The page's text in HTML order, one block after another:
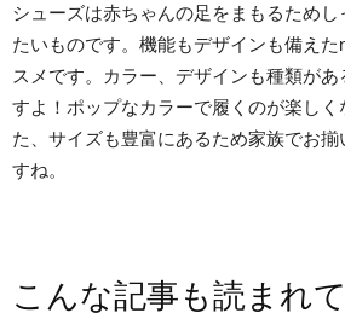
シューズは赤ちゃんの足をまもるため
たいものです。機能もデザインも備えた
スメです。カラー、デザインも種類があ
すよ！ポップなカラーで履くのが楽しく
た、サイズも豊富にあるため家族でお
すね。
こんな記事も読まれ